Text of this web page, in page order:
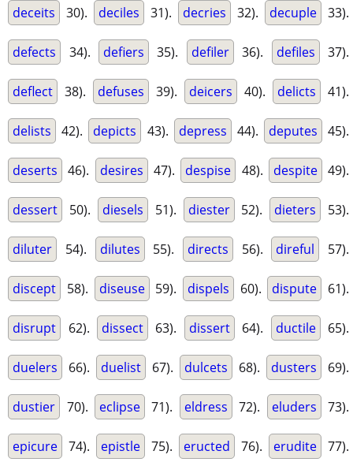
deceits 30). deciles 31). decries 32). decuple 33).
defects 34). defiers 35). defiler 36). defiles 37).
deflect 38). defuses 39). deicers 40). delicts 41).
delists 42). depicts 43). depress 44). deputes 45).
deserts 46). desires 47). despise 48). despite 49).
dessert 50). diesels 51). diester 52). dieters 53).
diluter 54). dilutes 55). directs 56). direful 57).
discept 58). diseuse 59). dispels 60). dispute 61).
disrupt 62). dissect 63). dissert 64). ductile 65).
duelers 66). duelist 67). dulcets 68). dusters 69).
dustier 70). eclipse 71). eldress 72). eluders 73).
epicure 74). epistle 75). eructed 76). erudite 77).